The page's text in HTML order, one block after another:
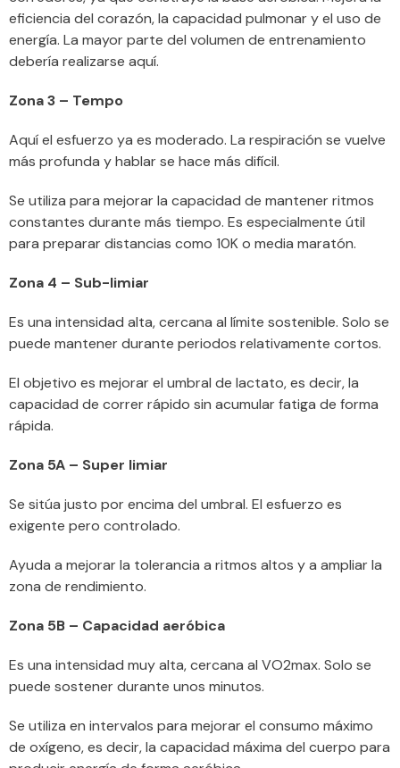
eficiencia del corazón, la capacidad pulmonar y el uso de
energía. La mayor parte del volumen de entrenamiento
debería realizarse aquí.
Zona 3 – Tempo
Aquí el esfuerzo ya es moderado. La respiración se vuelve
más profunda y hablar se hace más difícil.
Se utiliza para mejorar la capacidad de mantener ritmos
constantes durante más tiempo. Es especialmente útil
para preparar distancias como 10K o media maratón.
Zona 4 – Sub-limiar
Es una intensidad alta, cercana al límite sostenible. Solo se
puede mantener durante periodos relativamente cortos.
El objetivo es mejorar el umbral de lactato, es decir, la
capacidad de correr rápido sin acumular fatiga de forma
rápida.
Zona 5A – Super limiar
Se sitúa justo por encima del umbral. El esfuerzo es
exigente pero controlado.
Ayuda a mejorar la tolerancia a ritmos altos y a ampliar la
zona de rendimiento.
Zona 5B – Capacidad aeróbica
Es una intensidad muy alta, cercana al VO2max. Solo se
puede sostener durante unos minutos.
Se utiliza en intervalos para mejorar el consumo máximo
de oxígeno, es decir, la capacidad máxima del cuerpo para